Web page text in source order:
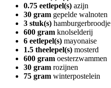
0.75 eetlepel(s) azijn
30 gram gepelde walnoten
3 stuk(s) hamburgerbroodje
600 gram knolselderij
6 eetlepel(s) mayonaise
1.5 theelepel(s) mosterd
600 gram oesterzwammen
30 gram rozijnen
75 gram winterpostelein